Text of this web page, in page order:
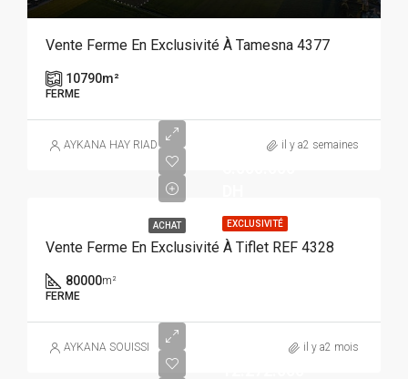
Vente Ferme En Exclusivité À Tamesna 4377
10790m²
FERME
AYKANA HAY RIAD il y a2 semaines
EXCLUSIVITÉ
ACHAT
Vente Ferme En Exclusivité À Tiflet REF 4328
80000m²
FERME
AYKANA SOUISSI il y a2 mois